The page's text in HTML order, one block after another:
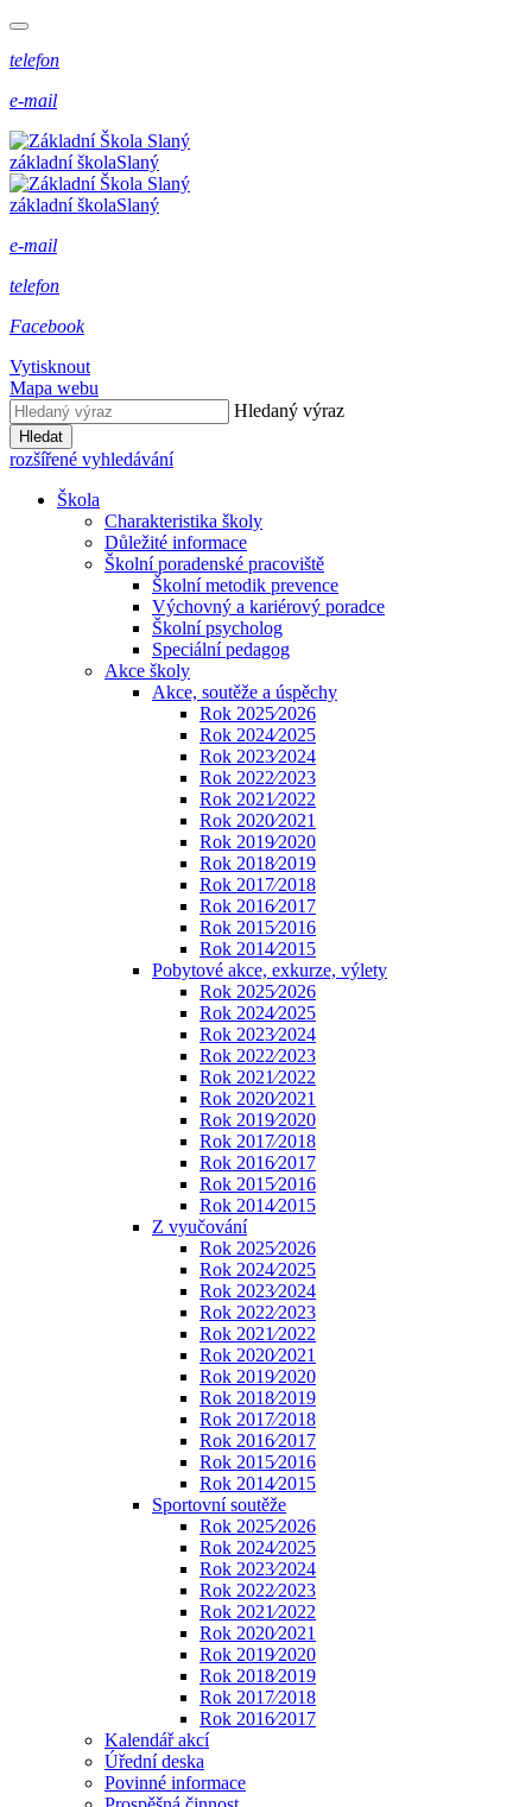
telefon
e-mail
základní školaSlaný
základní školaSlaný
e-mail
telefon
Facebook
Vytisknout
Mapa webu
Hledaný výraz
Hledat
rozšířené vyhledávání
Škola
Charakteristika školy
Důležité informace
Školní poradenské pracoviště
Školní metodik prevence
Výchovný a kariérový poradce
Školní psycholog
Speciální pedagog
Akce školy
Akce, soutěže a úspěchy
Rok 2025⁄2026
Rok 2024⁄2025
Rok 2023⁄2024
Rok 2022⁄2023
Rok 2021⁄2022
Rok 2020⁄2021
Rok 2019⁄2020
Rok 2018⁄2019
Rok 2017⁄2018
Rok 2016⁄2017
Rok 2015⁄2016
Rok 2014⁄2015
Pobytové akce, exkurze, výlety
Rok 2025⁄2026
Rok 2024⁄2025
Rok 2023⁄2024
Rok 2022⁄2023
Rok 2021⁄2022
Rok 2020⁄2021
Rok 2019⁄2020
Rok 2017⁄2018
Rok 2016⁄2017
Rok 2015⁄2016
Rok 2014⁄2015
Z vyučování
Rok 2025⁄2026
Rok 2024⁄2025
Rok 2023⁄2024
Rok 2022⁄2023
Rok 2021⁄2022
Rok 2020⁄2021
Rok 2019⁄2020
Rok 2018⁄2019
Rok 2017⁄2018
Rok 2016⁄2017
Rok 2015⁄2016
Rok 2014⁄2015
Sportovní soutěže
Rok 2025⁄2026
Rok 2024⁄2025
Rok 2023⁄2024
Rok 2022⁄2023
Rok 2021⁄2022
Rok 2020⁄2021
Rok 2019⁄2020
Rok 2018⁄2019
Rok 2017⁄2018
Rok 2016⁄2017
Kalendář akcí
Úřední deska
Povinné informace